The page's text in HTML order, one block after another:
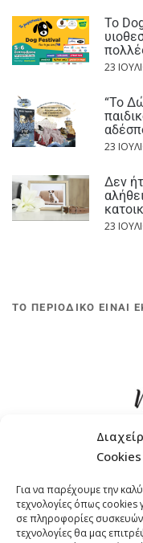
Cookies
Για να παρέχουμε την
τεχνολογίες όπως
σε πληροφορίες
τεχνολογίες θα μας
Το
23
“Το
23
Δεν
23
ΤΟ ΠΕΡΙΟΔΙΚΟ ΕΙΝΑΙ
ΤΗΛΕΦΩΝΟ: +30 211
EMAIL: